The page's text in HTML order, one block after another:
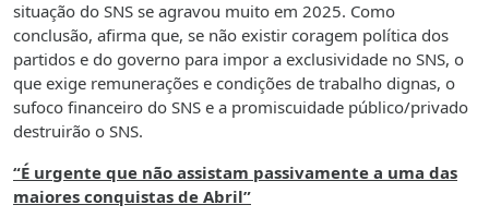
situação do SNS se agravou muito em 2025. Como
conclusão, afirma que, se não existir coragem política dos
partidos e do governo para impor a exclusividade no SNS, o
que exige remunerações e condições de trabalho dignas, o
sufoco financeiro do SNS e a promiscuidade público/privado
destruirão o SNS.
“É urgente que não assistam passivamente a uma das
maiores conquistas de Abril”